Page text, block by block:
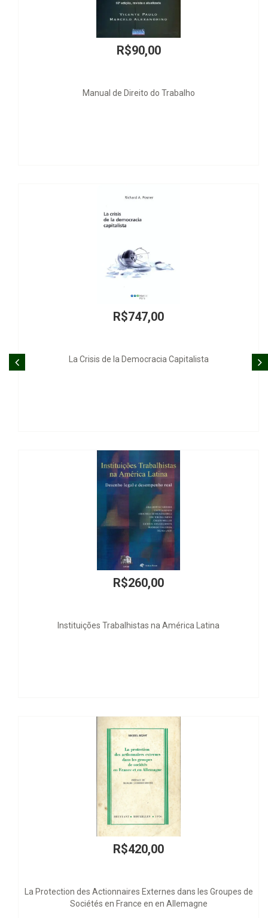
Manual de Direito do Trabalho
La Crisis de la Democracia Capitalista
Trabalhistas na América Latina
des Actionnaires Externes dans les Groupes de
Sociétés en France en en Allemagne